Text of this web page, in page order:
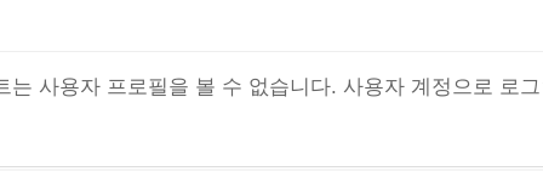
는 사용자 프로필을 볼 수 없습니다. 사용자 계정으로 로